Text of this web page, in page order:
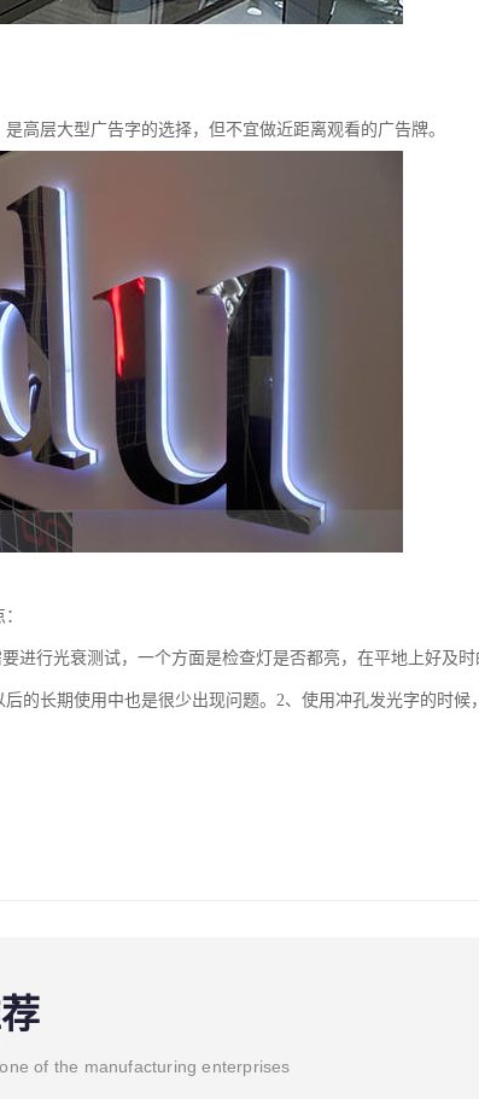
高层大型广告字的选择，但不宜做近距离观看的广告牌。
进行光衰测试，一个方面是检查灯是否都亮，在平地上好及
的长期使用中也是很少出现问题。2、使用冲孔发光字的时候
of the manufacturing enterprises